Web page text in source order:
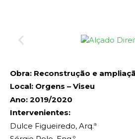
Obra: Reconstrução e
Local: Orgens – Viseu
Ano: 2019/2020
Intervenientes:
Dulce Figueiredo, Arq.ª